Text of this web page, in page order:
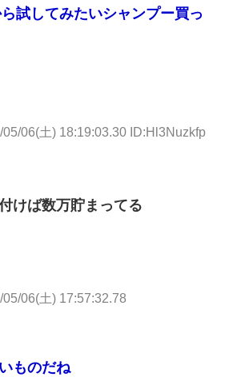
試してみたいシャンプー買っ
05/06(土) 18:19:03.30 ID:Hl3Nuzkfp
けば数万貯まってる
05/06(土) 17:57:32.78
ものだね